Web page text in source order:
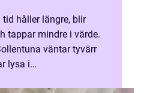
håller längre, blir
tappar mindre i värde.
väntar tyvärr
lysa i